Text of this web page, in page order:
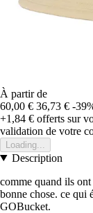
À partir de
60,00 € 36,73 € -
+1,84 € offerts sur
validation de votre
Loading...
Description
comme quand ils
bonne chose. ce qui
GOBucket.